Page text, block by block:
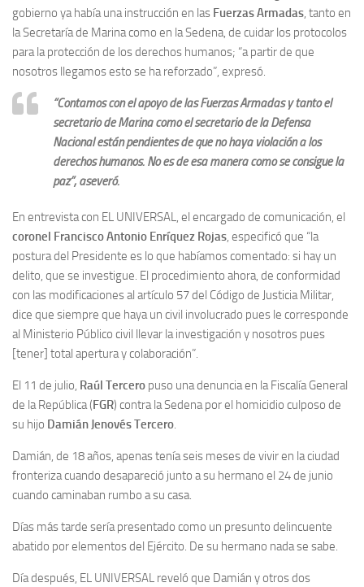
gobierno ya había una instrucción en las Fuerzas Armadas, tanto en
la Secretaría de Marina como en la Sedena, de cuidar los protocolos
para la protección de los derechos humanos; “a partir de que
nosotros llegamos esto se ha reforzado”, expresó.
“Contamos con el apoyo de las Fuerzas Armadas y tanto el
secretario de Marina como el secretario de la Defensa
Nacional están pendientes de que no haya violación a los
derechos humanos. No es de esa manera como se consigue la
paz”, aseveró.
En entrevista con EL UNIVERSAL, el encargado de comunicación, el
coronel Francisco Antonio Enríquez Rojas, especificó que “la
postura del Presidente es lo que habíamos comentado: si hay un
delito, que se investigue. El procedimiento ahora, de conformidad
con las modificaciones al artículo 57 del Código de Justicia Militar,
dice que siempre que haya un civil involucrado pues le corresponde
al Ministerio Público civil llevar la investigación y nosotros pues
[tener] total apertura y colaboración”.
El 11 de julio, Raúl Tercero puso una denuncia en la Fiscalía General
de la República (FGR) contra la Sedena por el homicidio culposo de
su hijo Damián Jenovés Tercero.
Damián, de 18 años, apenas tenía seis meses de vivir en la ciudad
fronteriza cuando desapareció junto a su hermano el 24 de junio
cuando caminaban rumbo a su casa.
Días más tarde sería presentado como un presunto delincuente
abatido por elementos del Ejército. De su hermano nada se sabe.
Día después, EL UNIVERSAL reveló que Damián y otros dos